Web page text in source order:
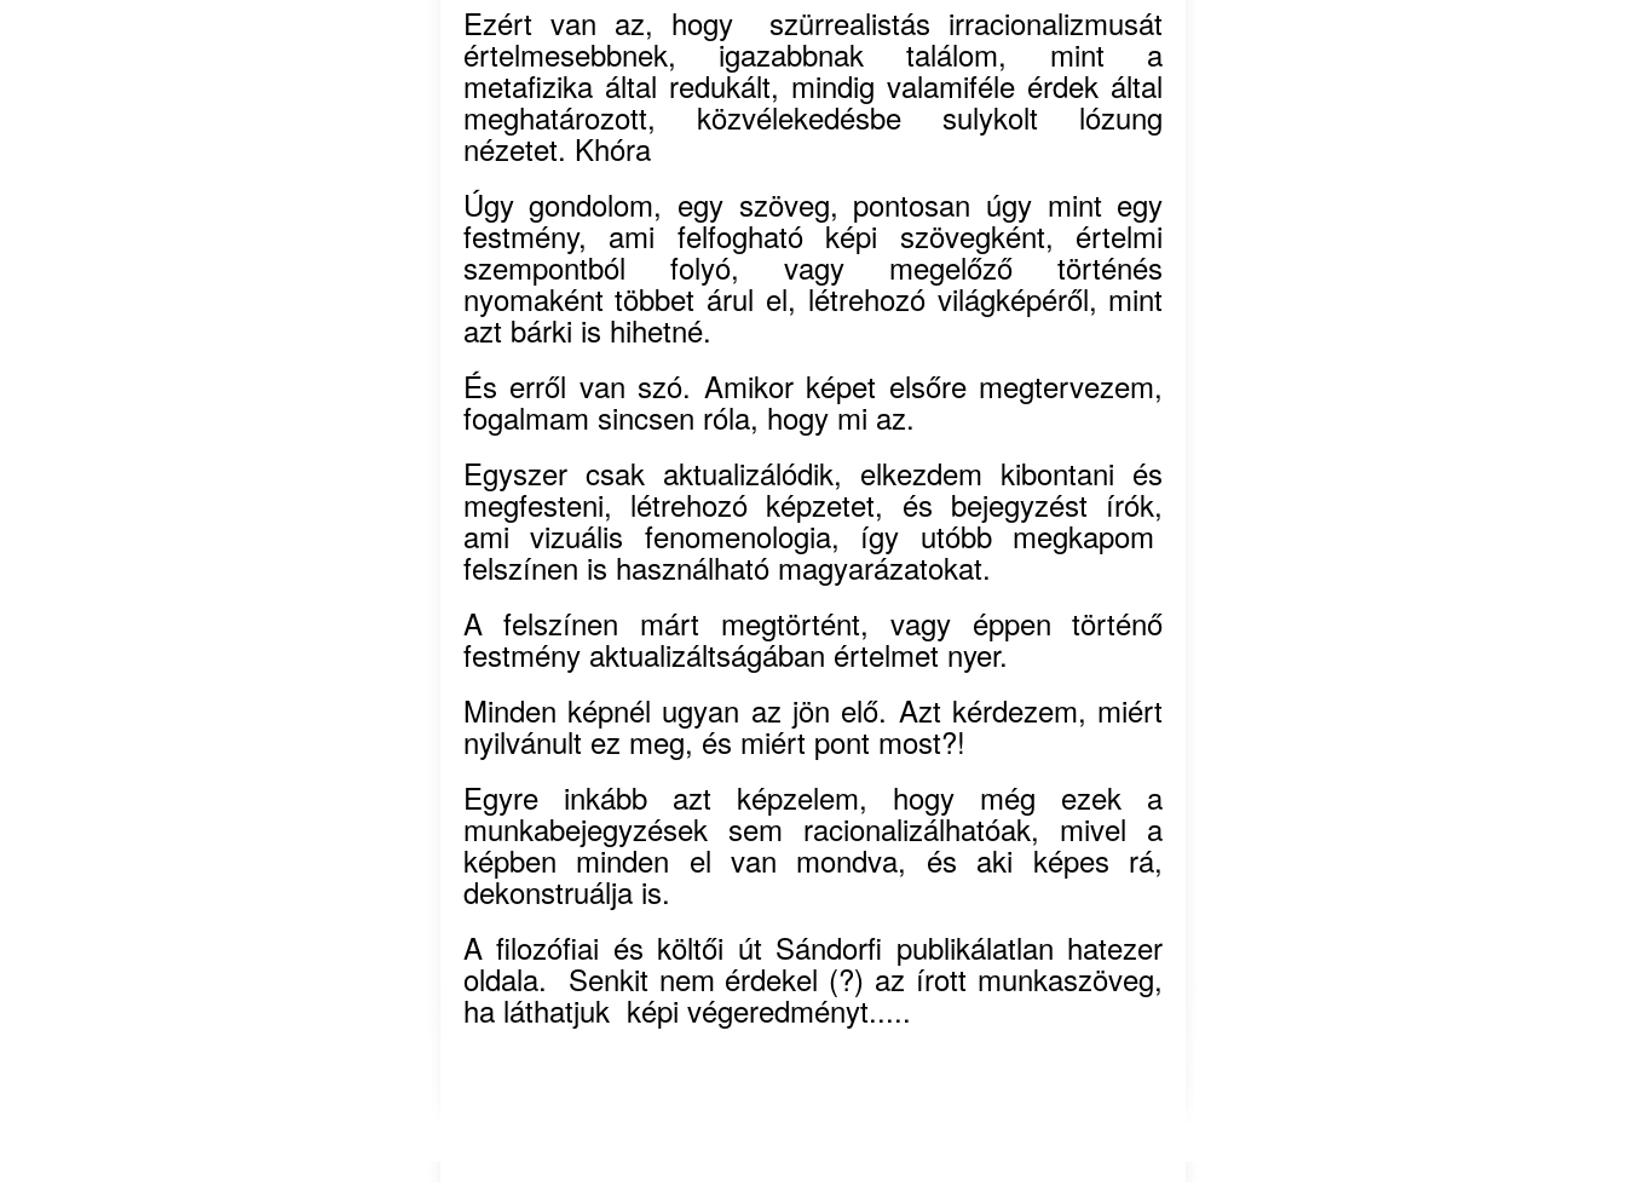
Ezért van az, hogy szürrealistás irracionalizmusát
értelmesebbnek, igazabbnak találom, mint a
metafizika által redukált, mindig valamiféle érdek által
meghatározott, közvélekedésbe sulykolt lózung
nézetet. Khóra
Úgy gondolom, egy szöveg, pontosan úgy mint egy
festmény, ami felfogható képi szövegként, értelmi
szempontból folyó, vagy megelőző történés
nyomaként többet árul el, létrehozó világképéről, mint
azt bárki is hihetné.
És erről van szó. Amikor képet elsőre megtervezem,
fogalmam sincsen róla, hogy mi az.
Egyszer csak aktualizálódik, elkezdem kibontani és
megfesteni, létrehozó képzetet, és bejegyzést írók,
ami vizuális fenomenologia, így utóbb megkapom
felszínen is használható magyarázatokat.
A felszínen márt megtörtént, vagy éppen történő
festmény aktualizáltságában értelmet nyer.
Minden képnél ugyan az jön elő. Azt kérdezem, miért
nyilvánult ez meg, és miért pont most?!
Egyre inkább azt képzelem, hogy még ezek a
munkabejegyzések sem racionalizálhatóak, mivel a
képben minden el van mondva, és aki képes rá,
dekonstruálja is.
A filozófiai és költői út Sándorfi publikálatlan hatezer
oldala. Senkit nem érdekel (?) az írott munkaszöveg,
ha láthatjuk képi végeredményt.....